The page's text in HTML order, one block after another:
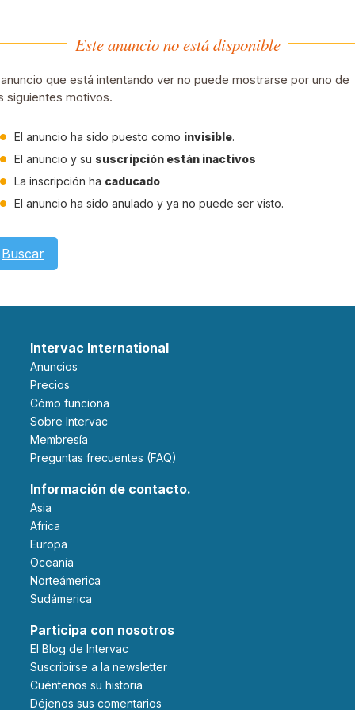
Este anuncio no está disponible
que está intentando ver no puede mostrarse por uno de
siguientes motivos.
El anuncio ha sido puesto como invisible.
El anuncio y su suscripción están inactivos
La inscripción ha caducado
El anuncio ha sido anulado y ya no puede ser visto.
Buscar
Intervac International
Anuncios
Precios
Cómo funciona
Sobre Intervac
Membresía
Preguntas frecuentes (FAQ)
Información de contacto.
Asia
Africa
Europa
Oceanía
Norteámerica
Sudámerica
Participa con nosotros
El Blog de Intervac
Suscribirse a la newsletter
Cuéntenos su historia
Déjenos sus comentarios